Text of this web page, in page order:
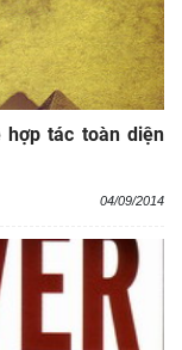
tác toàn diện
04/09/2014